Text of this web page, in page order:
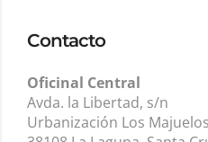
Contacto
Oficinal Central
Avda. la Libertad, s/n
Urbanización Los Majuelos